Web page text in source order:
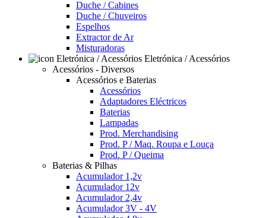
Duche / Cabines
Duche / Chuveiros
Espelhos
Extractor de Ar
Misturadoras
Eletrónica / Acessórios
Acessórios - Diversos
Acessórios e Baterias
Acessórios
Adaptadores Eléctricos
Baterias
Lampadas
Prod. Merchandising
Prod. P / Maq. Roupa e Louça
Prod. P / Queima
Baterias & Pilhas
Acumulador 1,2v
Acumulador 12v
Acumulador 2,4v
Acumulador 3V - 4V